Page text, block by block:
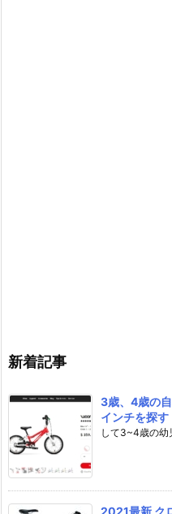
新着記事
3歳、4歳の
インチを探す
して3~4歳の幼
2021最新 ク